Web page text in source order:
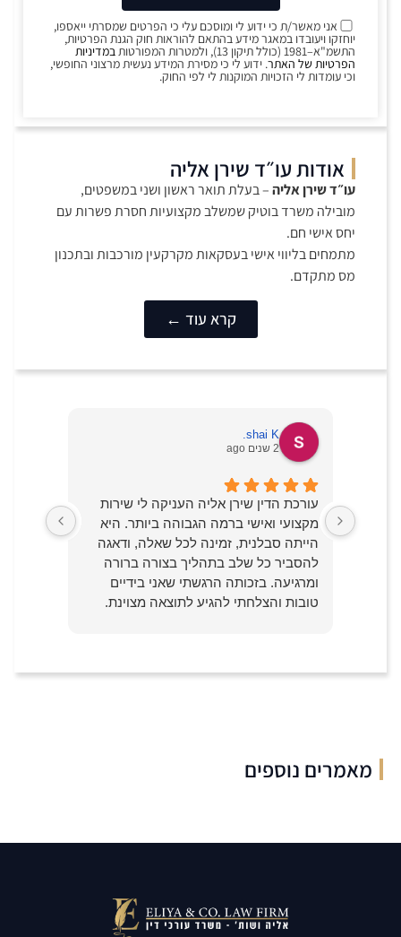
אני מאשר/ת כי ידוע לי ומוסכם עלי כי הפרטים שמסרתי ייאספו,
יוחזקו ויעובדו במאגר מידע בהתאם להוראות חוק הגנת הפרטיות,
התשמ"א–1981 (כולל תיקון 13), ולמטרות המפורטות במדיניות
הפרטיות של האתר. ידוע לי כי מסירת המידע נעשית מרצוני החופשי,
וכי עומדות לי הזכויות המוקנות לי לפי החוק.
אודות עו״ד שירן אליה
עו״ד שירן אליה– בעלת תואר ראשון ושני במשפטים,
מובילה משרד בוטיק שמשלב מקצועיות חסרת פשרות עם
יחס אישי חם.
מתמחים בליווי אישי בעסקאות מקרקעין מורכבות ובתכנון
מס מתקדם.
קרא עוד ←
shai K.
2 שנים ago
עורכת הדין שירן אליה העניקה לי שירות
מקצועי ואישי ברמה הגבוהה ביותר. היא
הייתה סבלנית, זמינה לכל שאלה, ודאגה
להסביר כל שלב בתהליך בצורה ברורה
ומרגיעה. בזכותה הרגשתי שאני בידיים
טובות והצלחתי להגיע לתוצאה מצוינת.
מאמרים נוספים